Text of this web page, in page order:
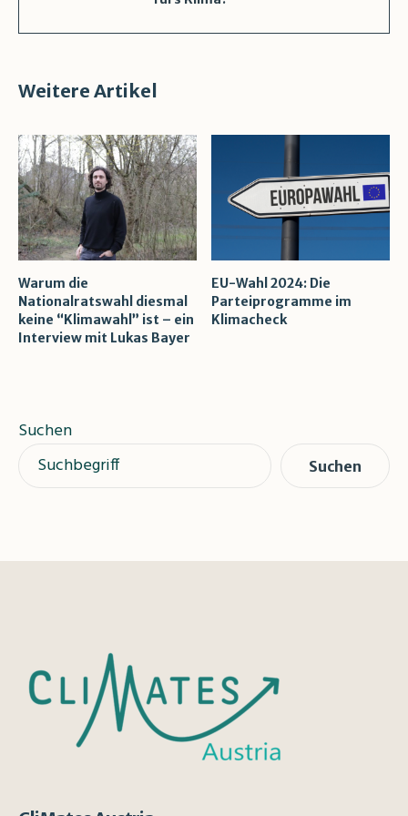
Weitere Artikel
Warum die
Nationalratswahl diesmal
keine “Klimawahl” ist – ein
Interview mit Lukas Bayer
EU-Wahl 2024: Die
Parteiprogramme im
Klimacheck
Suchen
Suchen